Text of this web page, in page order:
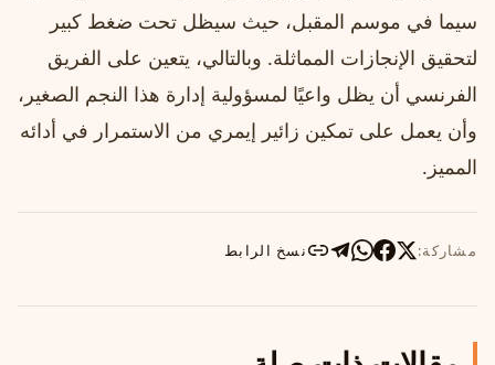
سيما في موسم المقبل، حيث سيظل تحت ضغط كبير
لتحقيق الإنجازات المماثلة. وبالتالي، يتعين على الفريق
الفرنسي أن يظل واعيًا لمسؤولية إدارة هذا النجم الصغير،
وأن يعمل على تمكين زائير إيمري من الاستمرار في أدائه
المميز.
مشاركة: نسخ الرابط